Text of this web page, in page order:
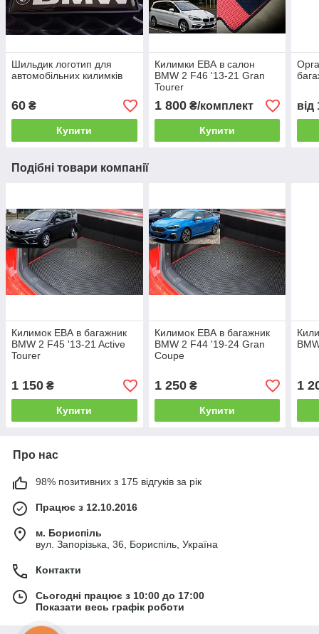
Шильдик логотип для
автомобільних килимків
60 ₴
Купити
Килимки ЕВА в салон
BMW 2 F46 '13-21 Gran
Tourer
1 800₴/комплект
Купити
від
Подібні товари компанії
Килимок ЕВА в багажник
BMW 2 F45 '13-21 Active
Tourer
1 150 ₴
Купити
Килимок ЕВА в багажник
BMW 2 F44 '19-24 Gran
Coupe
1 250₴
Купити
1
Про нас
98% позитивних з 175 відгуків за рік
Працює з 12.10.2016
м. Бориспіль
вул. Запорізька, 36, Бориспіль, Україна
Контакти
Сьогодні працює з 10:00 до 17:00
Показати весь графік роботи